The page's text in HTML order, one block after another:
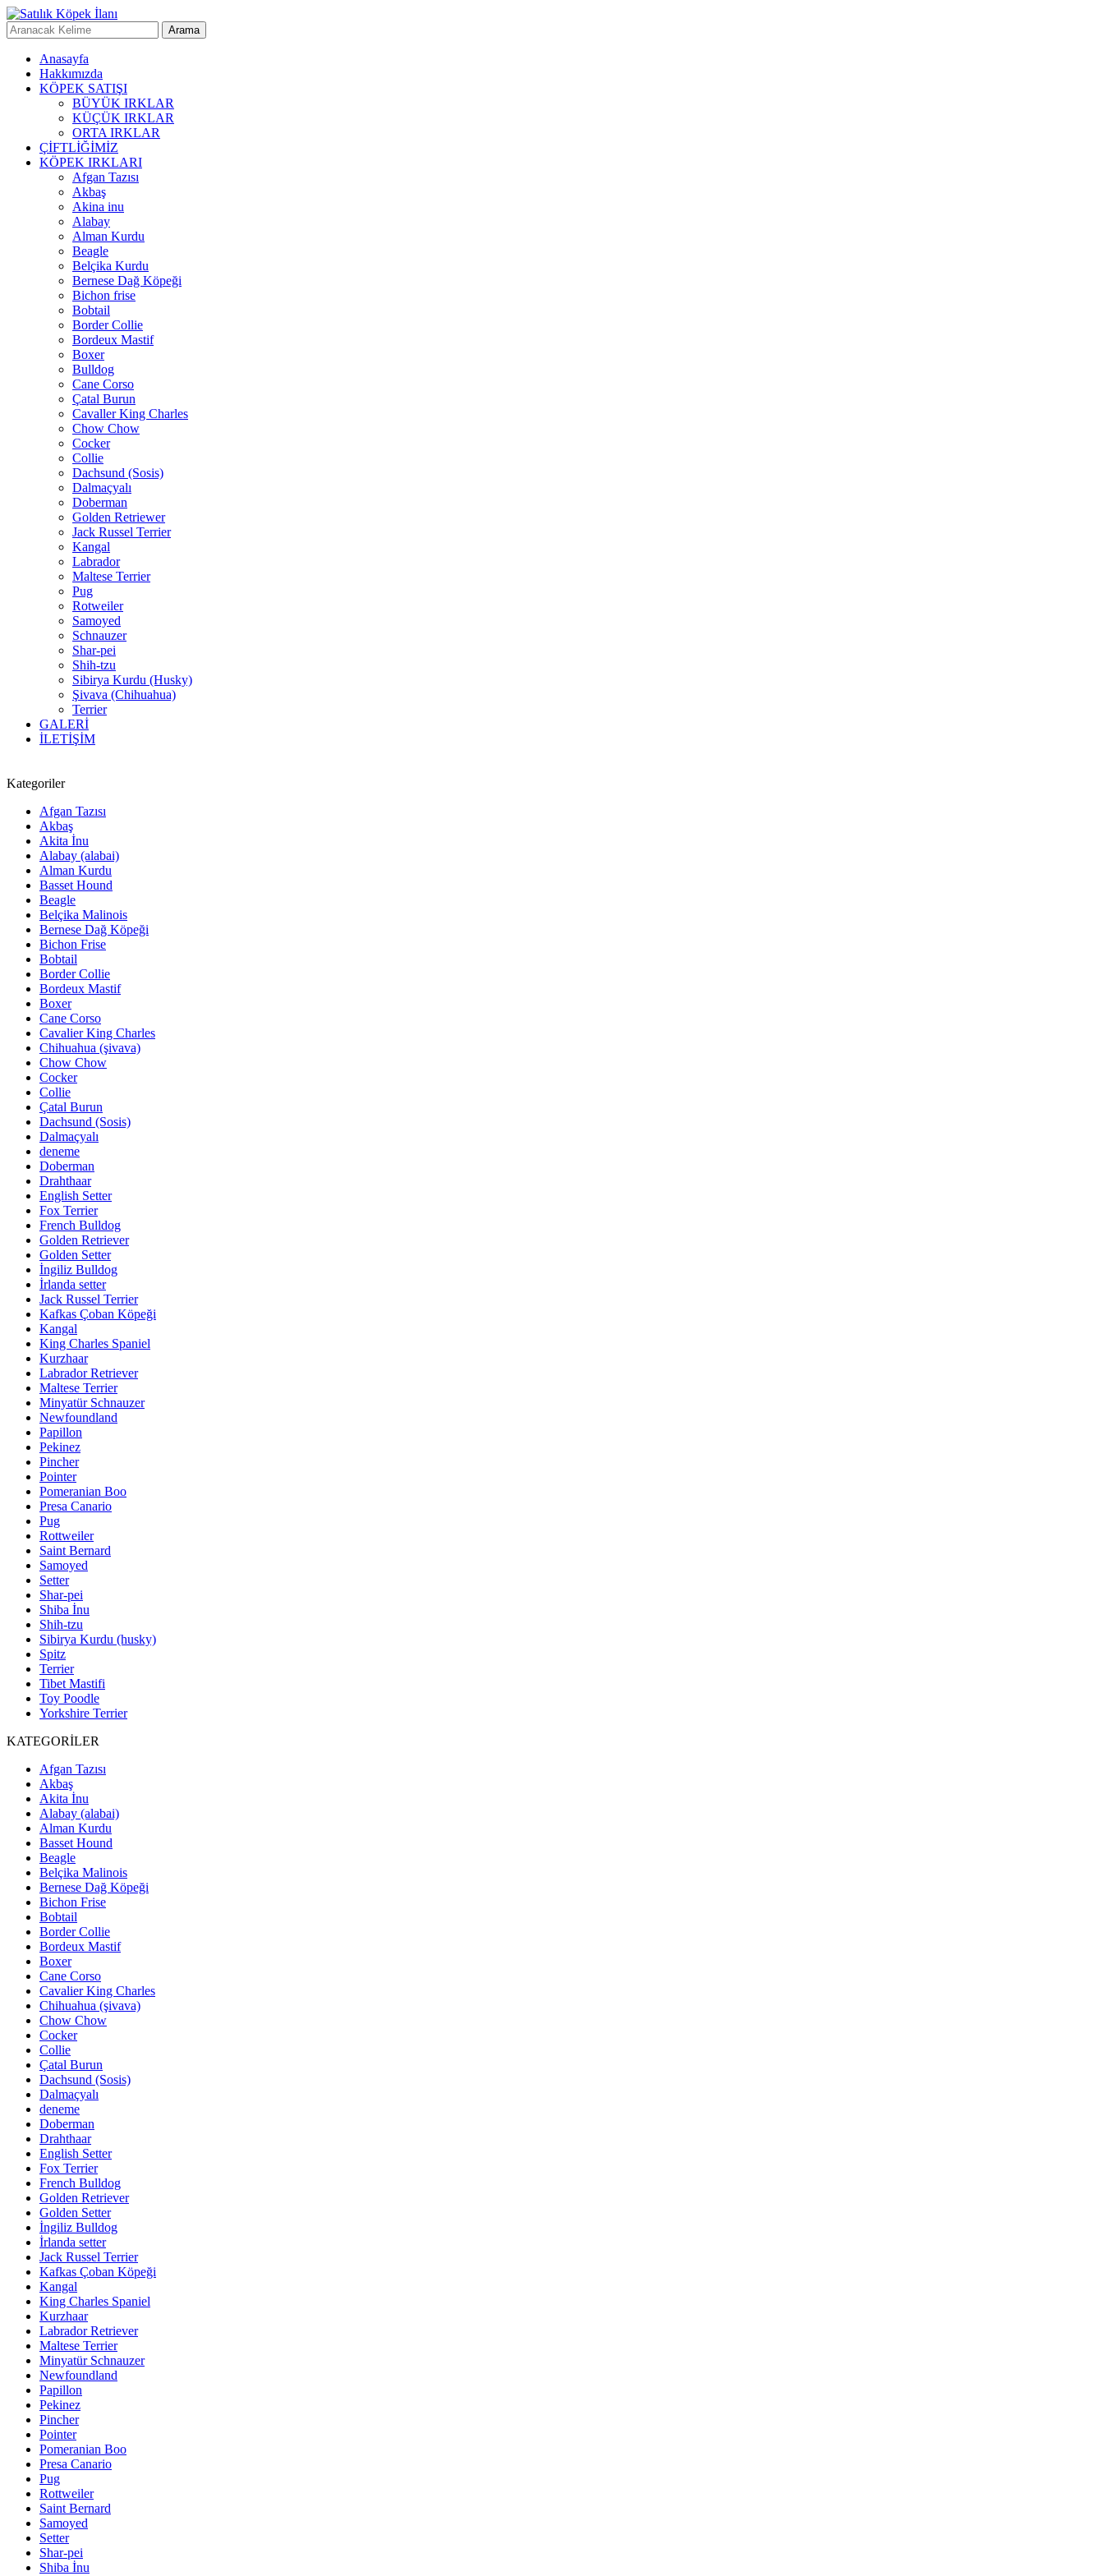
Anasayfa
Hakkımızda
KÖPEK SATIŞI
BÜYÜK IRKLAR
KÜÇÜK IRKLAR
ORTA IRKLAR
ÇİFTLİĞİMİZ
KÖPEK IRKLARI
Afgan Tazısı
Akbaş
Akina inu
Alabay
Alman Kurdu
Beagle
Belçika Kurdu
Bernese Dağ Köpeği
Bichon frise
Bobtail
Border Collie
Bordeux Mastif
Boxer
Bulldog
Cane Corso
Çatal Burun
Cavaller King Charles
Chow Chow
Cocker
Collie
Dachsund (Sosis)
Dalmaçyalı
Doberman
Golden Retriewer
Jack Russel Terrier
Kangal
Labrador
Maltese Terrier
Pug
Rotweiler
Samoyed
Schnauzer
Shar-pei
Shih-tzu
Sibirya Kurdu (Husky)
Şivava (Chihuahua)
Terrier
GALERİ
İLETİŞİM
Kategoriler
Afgan Tazısı
Akbaş
Akita İnu
Alabay (alabai)
Alman Kurdu
Basset Hound
Beagle
Belçika Malinois
Bernese Dağ Köpeği
Bichon Frise
Bobtail
Border Collie
Bordeux Mastif
Boxer
Cane Corso
Cavalier King Charles
Chihuahua (şivava)
Chow Chow
Cocker
Collie
Çatal Burun
Dachsund (Sosis)
Dalmaçyalı
deneme
Doberman
Drahthaar
English Setter
Fox Terrier
French Bulldog
Golden Retriever
Golden Setter
İngiliz Bulldog
İrlanda setter
Jack Russel Terrier
Kafkas Çoban Köpeği
Kangal
King Charles Spaniel
Kurzhaar
Labrador Retriever
Maltese Terrier
Minyatür Schnauzer
Newfoundland
Papillon
Pekinez
Pincher
Pointer
Pomeranian Boo
Presa Canario
Pug
Rottweiler
Saint Bernard
Samoyed
Setter
Shar-pei
Shiba İnu
Shih-tzu
Sibirya Kurdu (husky)
Spitz
Terrier
Tibet Mastifi
Toy Poodle
Yorkshire Terrier
KATEGORİLER
Afgan Tazısı
Akbaş
Akita İnu
Alabay (alabai)
Alman Kurdu
Basset Hound
Beagle
Belçika Malinois
Bernese Dağ Köpeği
Bichon Frise
Bobtail
Border Collie
Bordeux Mastif
Boxer
Cane Corso
Cavalier King Charles
Chihuahua (şivava)
Chow Chow
Cocker
Collie
Çatal Burun
Dachsund (Sosis)
Dalmaçyalı
deneme
Doberman
Drahthaar
English Setter
Fox Terrier
French Bulldog
Golden Retriever
Golden Setter
İngiliz Bulldog
İrlanda setter
Jack Russel Terrier
Kafkas Çoban Köpeği
Kangal
King Charles Spaniel
Kurzhaar
Labrador Retriever
Maltese Terrier
Minyatür Schnauzer
Newfoundland
Papillon
Pekinez
Pincher
Pointer
Pomeranian Boo
Presa Canario
Pug
Rottweiler
Saint Bernard
Samoyed
Setter
Shar-pei
Shiba İnu